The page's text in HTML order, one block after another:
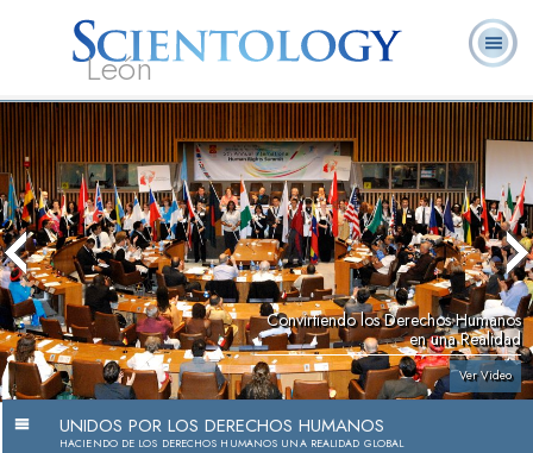
León
L. Ronald
¿Qué es
Scientology?
Ministros
Frecuentes
Libros
Convirtiendo los Derechos Humanos
en una Realidad
Ver Video
UNIDOS POR LOS DERECHOS HUMANOS
HACIENDO DE LOS DERECHOS HUMANOS UNA REALIDAD GLOBAL